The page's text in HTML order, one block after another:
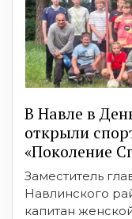
В Навле в
открыли
«Поколение
Заместитель
Навлинского
капитан